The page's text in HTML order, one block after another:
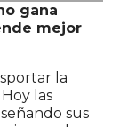
gana
mejor
la
las
sus